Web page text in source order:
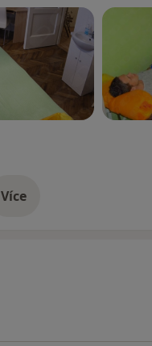
Víceo zkušenostech